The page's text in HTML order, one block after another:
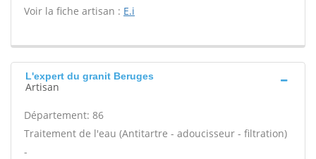
Voir la fiche artisan : E.i
L'expert du granit Beruges
Artisan
Département: 86
Traitement de l'eau (Antitartre - adoucisseur - filtration)
-